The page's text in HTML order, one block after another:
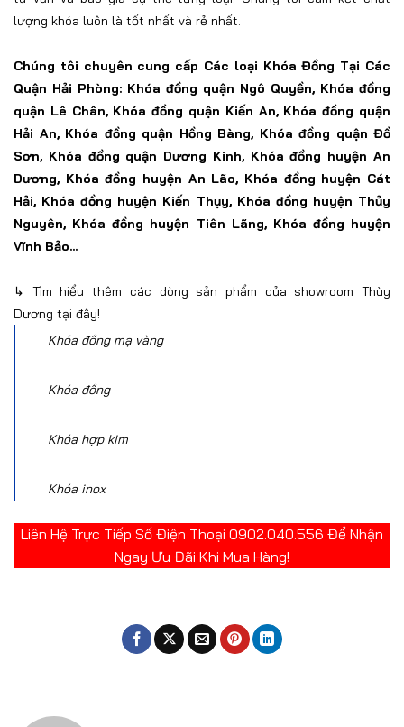
lượng khóa luôn là tốt nhất và rẻ nhất.
Chúng tôi chuyên cung cấp Các loại Khóa Đồng Tại Các
Quận Hải Phòng: Khóa đồng quận Ngô Quyền, Khóa đồng
quận Lê Chân, Khóa đồng quận Kiến An, Khóa đồng quận
Hải An, Khóa đồng quận Hồng Bàng, Khóa đồng quận Đồ
Sơn, Khóa đồng quận Dương Kinh, Khóa đồng huyện An
Dương, Khóa đồng huyện An Lão, Khóa đồng huyện Cát
Hải, Khóa đồng huyện Kiến Thụy, Khóa đồng huyện Thủy
Nguyên, Khóa đồng huyện Tiên Lãng, Khóa đồng huyện
Vĩnh Bảo...
↳ Tìm hiểu thêm các dòng sản phẩm của showroom Thùy
Dương tại đây!
Khóa đồng mạ vàng
Khóa đồng
Khóa hợp kim
Khóa inox
Liên Hệ Trực Tiếp Số Điện Thoại 0902.040.556 Để Nhận
Ngay Ưu Đãi Khi Mua Hàng!